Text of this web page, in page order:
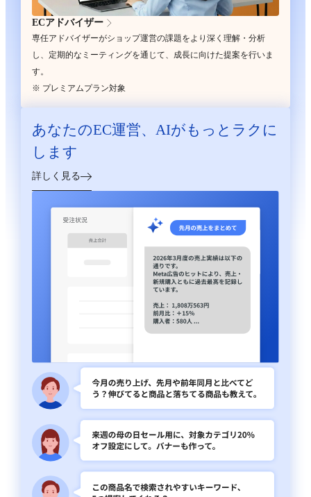
ECアドバイザー
専任アドバイザーがショップ運営の課題をより深く理解・分析
し、定期的なミーティングを通じて、成長に向けた提案を行いま
す。
※ プレミアムプラン対象
あなたのEC運営、 AIがもっとラクに
します
詳しく見る